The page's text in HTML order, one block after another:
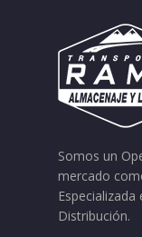
Somos un
mercado
Distribución.